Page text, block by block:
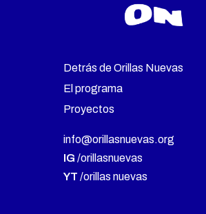
Detrás de Orillas Nuevas
El programa
Proyectos
info@orillasnuevas.org
IG /orillasnuevas
YT /orillas nuevas